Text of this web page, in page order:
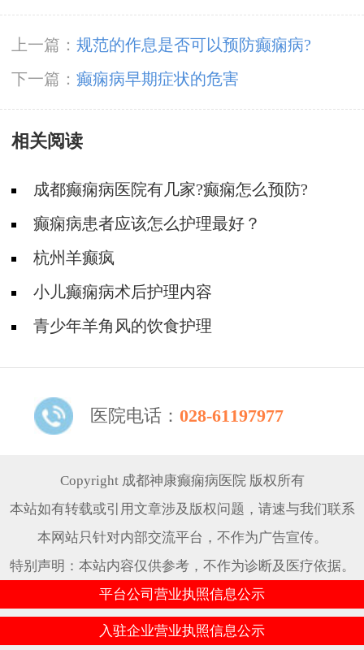
上一篇： 规范的作息是否可以预防癫痫病?
下一篇： 癫痫病早期症状的危害
相关阅读
成都癫痫病医院有几家?癫痫怎么预防?
癫痫病患者应该怎么护理最好？
杭州羊癫疯
小儿癫痫病术后护理内容
青少年羊角风的饮食护理
医院电话： 028-61197977
Copyright 成都神康癫痫病医院 版权所有
本站如有转载或引用文章涉及版权问题，请速与我们联系
本网站只针对内部交流平台，不作为广告宣传。
特别声明：本站内容仅供参考，不作为诊断及医疗依据。
平台公司营业执照信息公示
入驻企业营业执照信息公示